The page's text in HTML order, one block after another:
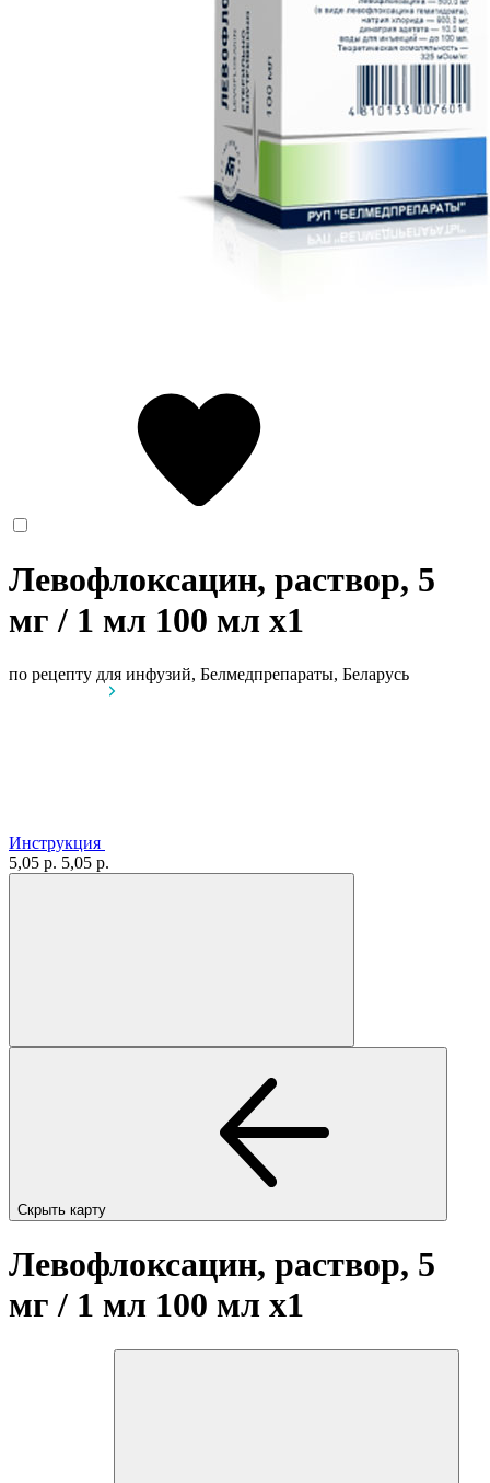
Левофлоксацин, раствор, 5
мг / 1 мл 100 мл x1
по рецепту для инфузий, Белмедпрепараты, Беларусь
Инструкция
5,05 р. 5,05 р.
Скрыть карту
Левофлоксацин, раствор, 5
мг / 1 мл 100 мл x1